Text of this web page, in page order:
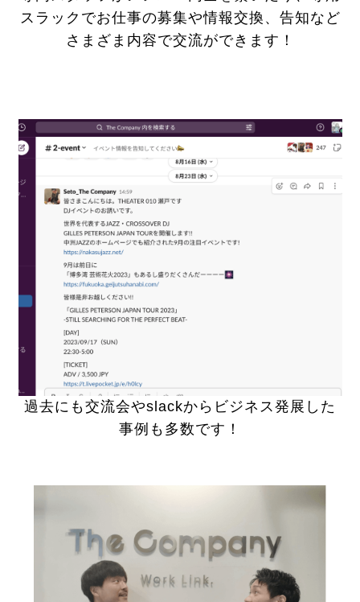
スラックでお仕事の募集や情報交換、告知など
さまざま内容で交流ができます！
過去にも交流会やslackからビジネス発展した
事例も多数です！